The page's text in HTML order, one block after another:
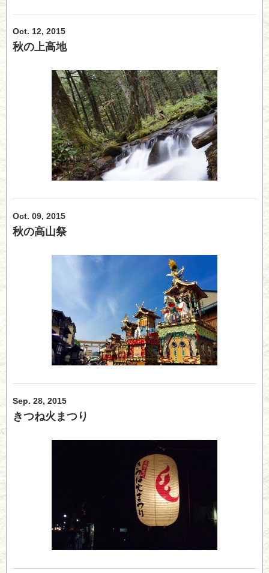
Oct. 12, 2015
秋の上高地
Oct. 09, 2015
秋の高山祭
Sep. 28, 2015
きつね火まつり